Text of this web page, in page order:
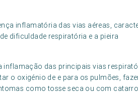
inflamatória das vias aéreas,
dificuldade respiratória e a pieira
inflamação das principais vias
o oxigénio de e para os pulmões,
como tosse seca ou com